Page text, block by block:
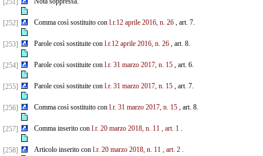
[251]
[252] Comma così sostituito con l.r.12 aprile 2016, n. 26, art. 7.
[253] Parole così sostituite con l.r.12 aprile 2016, n. 26, art. 8.
[254] Parole così sostituite con l.r. 31 marzo 2017, n. 15, art. 6.
[255] Parole così sostituite con l.r. 31 marzo 2017, n. 15, art. 7.
[256] Comma così sostituito con l.r. 31 marzo 2017, n. 15, art. 8.
[257] Comma inserito con l.r. 20 marzo 2018, n. 11 , art. 1.
[258] Articolo inserito con l.r. 20 marzo 2018, n. 11 , art. 2.